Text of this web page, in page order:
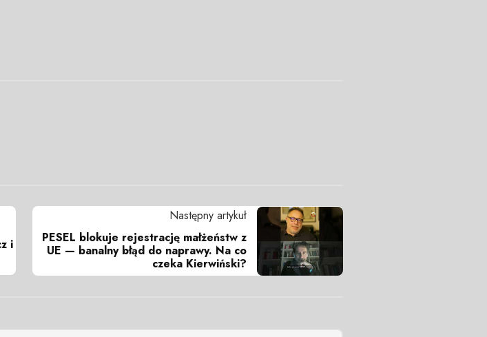
i
Następny artykuł
PESEL blokuje rejestrację małżeństw z
UE — banalny błąd do naprawy. Na co
czeka Kierwiński?